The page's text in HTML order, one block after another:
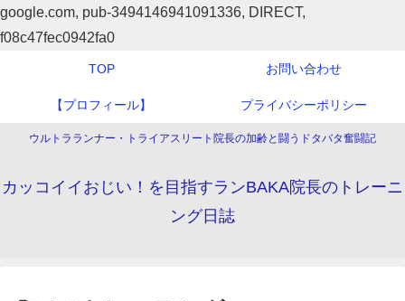
google.com, pub-3494146941091336, DIRECT,
f08c47fec0942fa0
ウルトラランナー・トライアスリート院長の加齢と闘うドタバタ奮闘記
カッコイイおじい！を目指すランBAKA院長のトレーニ
ング日誌
TOP お問い合わせ
【プロフィール】 プライバシーポリシー